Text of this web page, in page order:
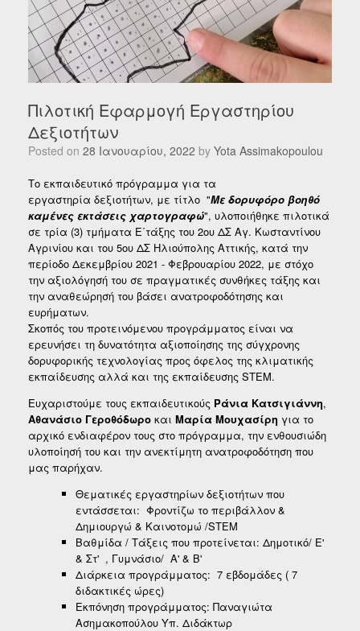
Πιλοτική Εφαρμογή Εργαστηρίου
Δεξιοτήτων
Posted on 28 Ιανουαρίου, 2022 by Yota Assimakopoulou
Το εκπαιδευτικό πρόγραμμα για τα
εργαστηρία δεξιοτήτων, με τίτλο "Με δορυφόρο βοηθό
καμένες εκτάσεις χαρτογραφώ", υλοποιήθηκε πιλοτικά
σε τρία (3) τμήματα Ε΄τάξης του 2ου ΔΣ Αγ. Κωσταντίνου
Αγρινίου και του 5ου ΔΣ Ηλιούπολης Αττικής, κατά την
περίοδο Δεκεμβρίου 2021 - Φεβρουαρίου 2022, με στόχο
την αξιολόγησή του σε πραγματικές συνθήκες τάξης και
την αναθεώρησή του βάσει ανατροφοδότησης και
ευρήματων.
Σκοπός του προτεινόμενου προγράμματος είναι να
ερευνήσει τη δυνατότητα αξιοποίησης της σύγχρονης
δορυφορικής τεχνολογίας προς όφελος της κλιματικής
εκπαίδευσης αλλά και της εκπαίδευσης STEM.
Ευχαριστούμε τους εκπαιδευτικούς Ράνια Κατσιγιάννη,
Αθανάσιο Γεροθόδωρο και Μαρία Μουχασίρη για το
αρχικό ενδιαφέρον τους στο πρόγραμμα, την ενθουσιώδη
υλοποίησή του και την ανεκτίμητη ανατροφοδότηση που
μας παρήχαν.
Θεματικές εργαστηρίων δεξιοτήτων που
εντάσσεται: Φροντίζω το περιβάλλον &
Δημιουργώ & Καινοτομώ /STEM
Βαθμίδα / Τάξεις που προτείνεται: Δημοτικό/ Ε'
& Στ' , Γυμνάσιο/ Α' & Β'
Διάρκεια προγράμματος: 7 εβδομάδες ( 7
διδακτικές ώρες)
Εκπόνηση προγράμματος: Παναγιώτα
Ασημακοπούλου Υπ. Διδάκτωρ